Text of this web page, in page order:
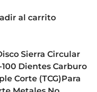
al carrito